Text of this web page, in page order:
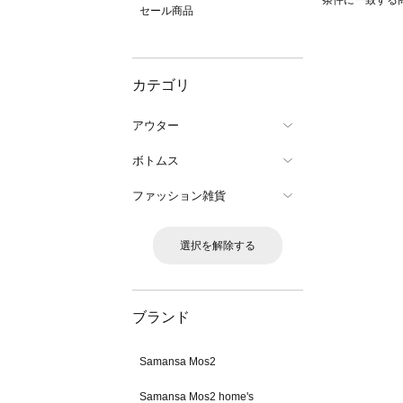
セール商品
カテゴリ
アウター
ボトムス
ファッション雑貨
選択を解除する
ブランド
Samansa Mos2
Samansa Mos2 home's